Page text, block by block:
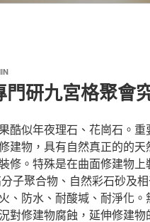
研九宮格聚會
酷似年夜理石、花崗石。
建物，具有自然真正的的
修。特殊是在曲面修建物上
子聚合物、自然彩石砂及
、防水、耐酸堿、耐淨化
對修建物腐蝕，延伸修建